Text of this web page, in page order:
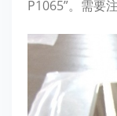
P1065”。需要